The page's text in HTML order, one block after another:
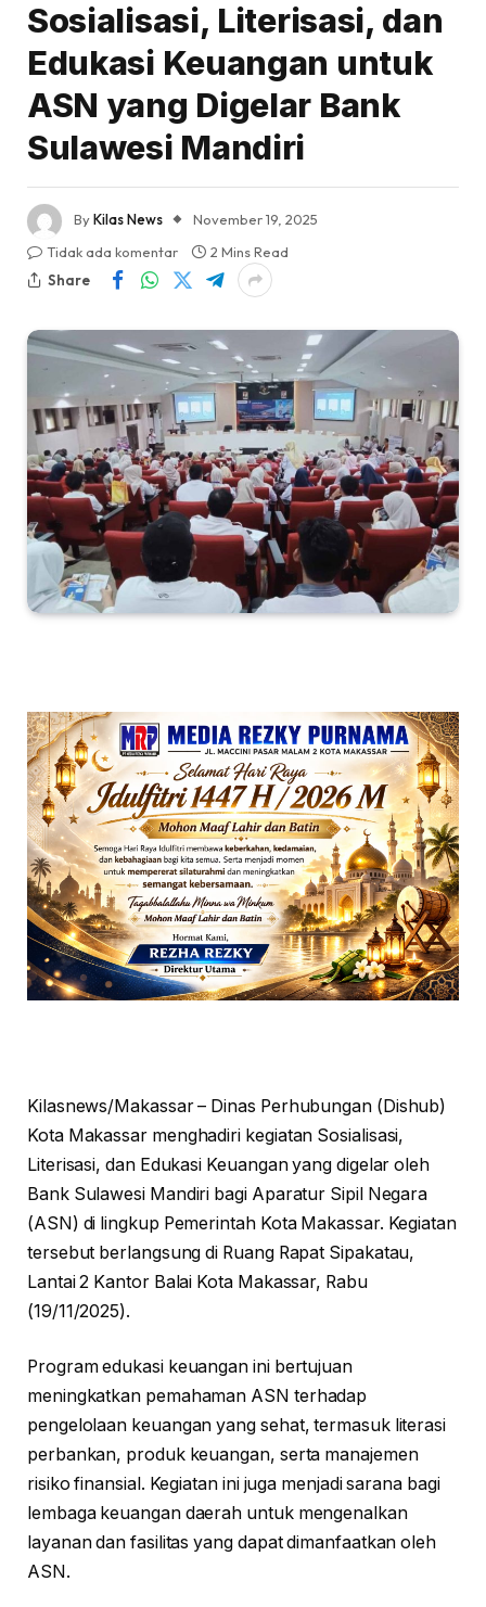
Sosialisasi, Literisasi, dan
Edukasi Keuangan untuk
ASN yang Digelar Bank
Sulawesi Mandiri
ByKilas News
November 19, 2025
Tidak ada komentar
2 Mins Read
Share
Kilasnews/Makassar – Dinas Perhubungan (Dishub)
Kota Makassar menghadiri kegiatan Sosialisasi,
Literisasi, dan Edukasi Keuangan yang digelar oleh
Bank Sulawesi Mandiri bagi Aparatur Sipil Negara
(ASN) di lingkup Pemerintah Kota Makassar. Kegiatan
tersebut berlangsung di Ruang Rapat Sipakatau,
Lantai 2 Kantor Balai Kota Makassar, Rabu
(19/11/2025).
Program edukasi keuangan ini bertujuan
meningkatkan pemahaman ASN terhadap
pengelolaan keuangan yang sehat, termasuk literasi
perbankan, produk keuangan, serta manajemen
risiko finansial. Kegiatan ini juga menjadi sarana bagi
lembaga keuangan daerah untuk mengenalkan
layanan dan fasilitas yang dapat dimanfaatkan oleh
ASN.